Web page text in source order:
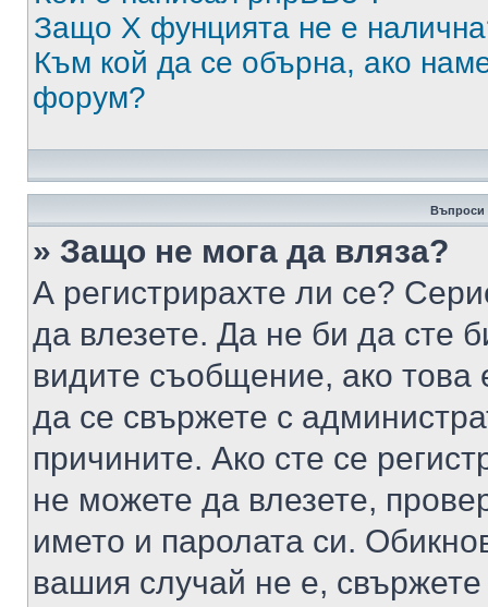
Защо X фунцията не е
Към кой да се обърна, ако
форум?
Въпроси
» Защо не мога да вляза?
А регистрирахте ли се?
да влезете. Да не би да сте
видите съобщение, ако това
да се свържете с
причините. Ако сте се
не можете да влезете,
името и паролата си.
вашия случай не е,